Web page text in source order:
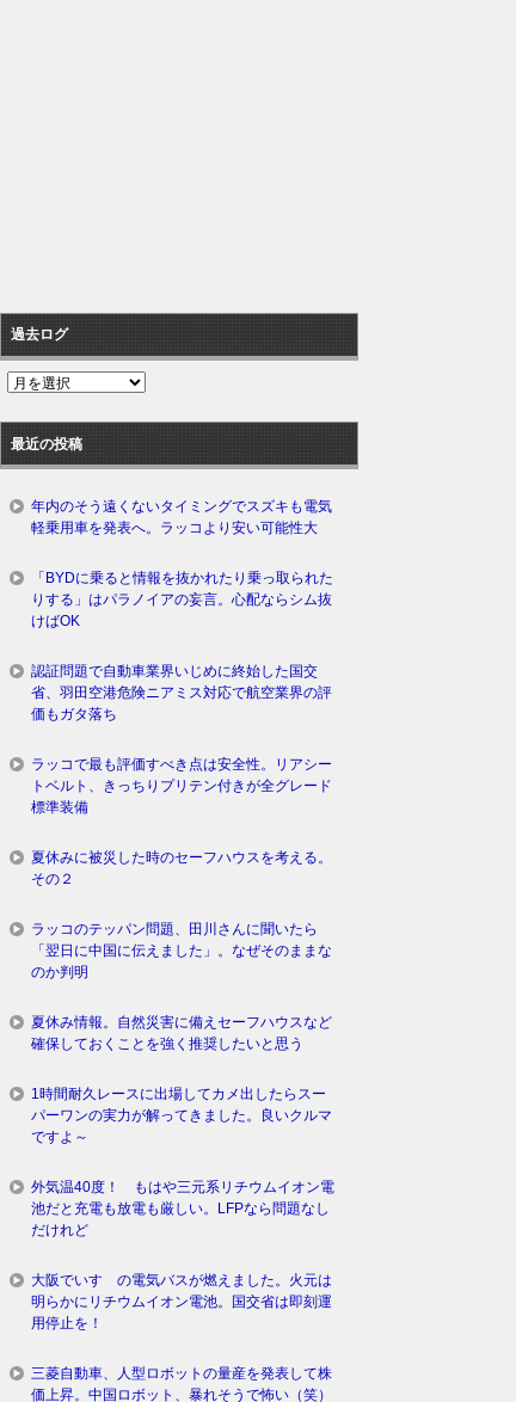
過去ログ
過
ロ
グ
最近の投稿
年内のそう遠くないタイミングでスズキも電気
軽乗用車を発表へ。ラッコより安い可能性大
「BYDに乗ると情報を抜かれたり乗っ取られた
りする」はパラノイアの妄言。心配ならシム抜
けばOK
認証問題で自動車業界いじめに終始した国交
省、羽田空港危険ニアミス対応で航空業界の評
価もガタ落ち
ラッコで最も評価すべき点は安全性。リアシー
トベルト、きっちりプリテン付きが全グレード
標準装備
夏休みに被災した時のセーフハウスを考える。
その２
ラッコのテッパン問題、田川さんに聞いたら
「翌日に中国に伝えました」。なぜそのままな
のか判明
夏休み情報。自然災害に備えセーフハウスなど
確保しておくことを強く推奨したいと思う
1時間耐久レースに出場してカメ出したらスー
パーワンの実力が解ってきました。良いクルマ
ですよ～
外気温40度！ もはや三元系リチウムイオン電
池だと充電も放電も厳しい。LFPなら問題なし
だけれど
大阪でいすゞの電気バスが燃えました。火元は
明らかにリチウムイオン電池。国交省は即刻運
用停止を！
三菱自動車、人型ロボットの量産を発表して株
価上昇。中国ロボット、暴れそうで怖い（笑）